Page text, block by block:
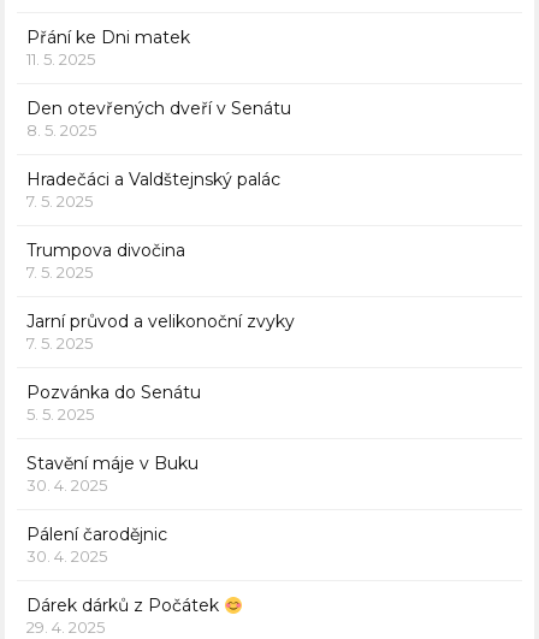
Přání ke Dni matek
11. 5. 2025
Den otevřených dveří v Senátu
8. 5. 2025
Hradečáci a Valdštejnský palác
7. 5. 2025
Trumpova divočina
7. 5. 2025
Jarní průvod a velikonoční zvyky
7. 5. 2025
Pozvánka do Senátu
5. 5. 2025
Stavění máje v Buku
30. 4. 2025
Pálení čarodějnic
30. 4. 2025
Dárek dárků z Počátek
29. 4. 2025